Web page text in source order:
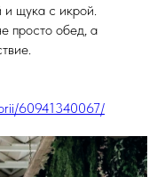
щука с икрой.
просто обед, а
60941340067/